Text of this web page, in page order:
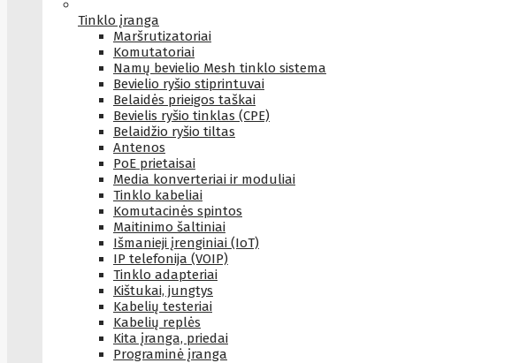
Tinklo įranga
Maršrutizatoriai
Komutatoriai
Namų bevielio Mesh tinklo sistema
Bevielio ryšio stiprintuvai
Belaidės prieigos taškai
Bevielis ryšio tinklas (CPE)
Belaidžio ryšio tiltas
Antenos
PoE prietaisai
Media konverteriai ir moduliai
Tinklo kabeliai
Komutacinės spintos
Maitinimo šaltiniai
Išmanieji įrenginiai (IoT)
IP telefonija (VOIP)
Tinklo adapteriai
Kištukai, jungtys
Kabelių testeriai
Kabelių replės
Kita įranga, priedai
Programinė įranga